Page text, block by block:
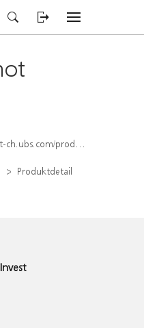
detail/index/isin/CH1572313299
Produktdetail